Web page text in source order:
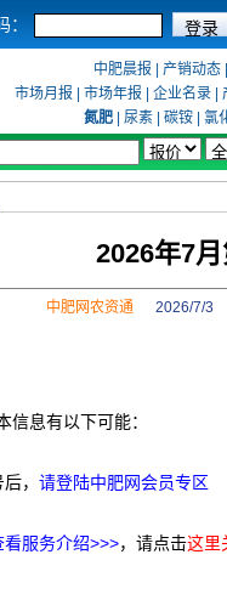
：
中肥晨报 产销动态
市场月报
市场年报 企业名录
氮肥
尿素 碳铵
氯
2026年7
中肥网农资通2026/7/3
息有以下可能：
， 请登陆中肥网会员专区
看服务介绍>>>，请点击这里